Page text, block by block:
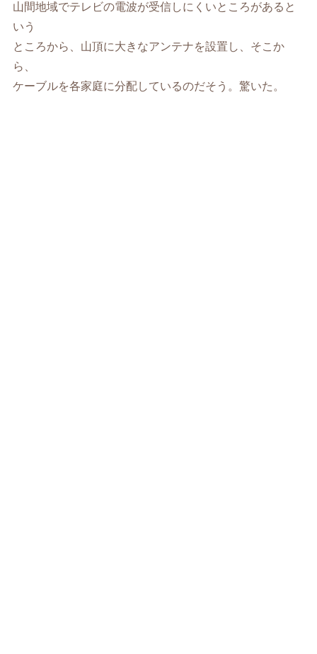
山間地域でテレビの電波が受信しにくいところがあると
いう
ところから、山頂に大きなアンテナを設置し、そこか
ら、
ケーブルを各家庭に分配しているのだそう。驚いた。